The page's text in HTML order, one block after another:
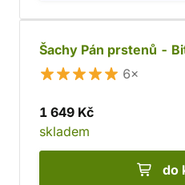
Šachy Pán prstenů -
6×
1 649 Kč
skladem
do